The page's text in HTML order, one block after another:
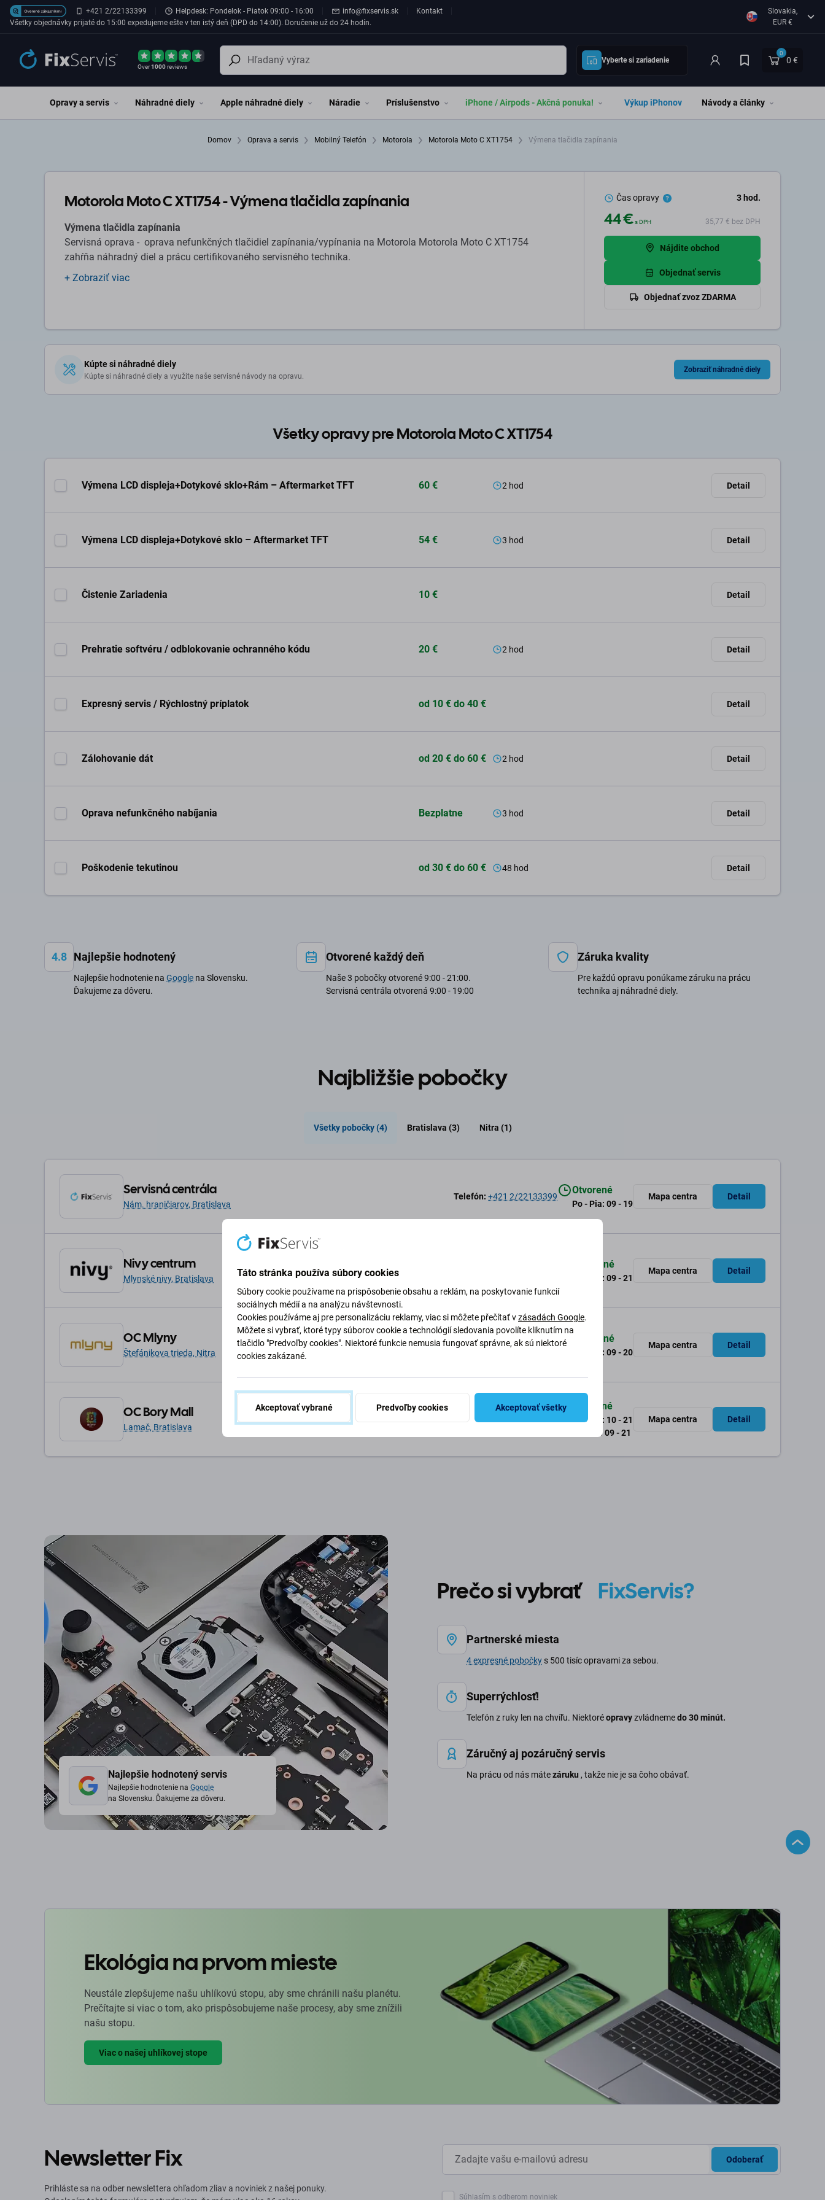
Preskočiť na hlavný obsah+421 2/22133399 Helpdesk: Pondelok - Piatok 09:00 - 16:00 info@fixservis.sk
Kontakt
Všetky objednávky prijaté do 15:00 expedujeme ešte v ten istý deň (DPD do 14:00). Doručenie už do 24 hodín.
Slovakia,
EUR €
Over1000reviews
Vyberte si zariadenie
0
0 €
Opravy a servis Náhradné diely Apple náhradné diely Náradie Príslušenstvo iPhone / Airpods - Akčná ponuka! Výkup iPhonov Návody a články
Domov Oprava a servis Mobilný Telefón Motorola Motorola Moto C XT1754 Výmena tlačidla zapínania
Motorola Moto C XT1754 - Výmena tlačidla zapínania
Výmena tlačidla zapínania
Servisná oprava - oprava nefunkčných tlačidiel zapínania/vypínania na Motorola Motorola Moto C XT1754
zahŕňa náhradný diel a prácu certifikovaného servisného technika.
+ Zobraziť viac
Čas opravy 3 hod.
44 €s DPH 35,77 € bez DPH
Nájdite obchod
Objednať servis
Objednať zvoz ZDARMA
Kúpte si náhradné diely
Kúpte si náhradné diely a využite naše servisné návody na opravu.
Zobraziť náhradné diely
Všetky opravy pre Motorola Moto C XT1754
Výmena LCD displeja+Dotykové sklo+Rám – Aftermarket TFT 60 € 2 hod Detail
Výmena LCD displeja+Dotykové sklo – Aftermarket TFT 54 € 3 hod Detail
Čistenie Zariadenia 10 € Detail
Prehratie softvéru / odblokovanie ochranného kódu 20 € 2 hod Detail
Expresný servis / Rýchlostný príplatok od 10 € do 40 € Detail
Zálohovanie dát od 20 € do 60 € 2 hod Detail
Oprava nefunkčného nabíjania Bezplatne 3 hod Detail
Poškodenie tekutinou od 30 € do 60 € 48 hod Detail
4.8 Najlepšie hodnotený
Najlepšie hodnotenie na Google na Slovensku.
Ďakujeme za dôveru.
Otvorené každý deň
Naše 3 pobočky otvorené 9:00 - 21:00.
Servisná centrála otvorená 9:00 - 19:00
Záruka kvality
Pre každú opravu ponúkame záruku na prácu
technika aj náhradné diely.
Najbližšie pobočky
Všetky pobočky (4) Bratislava (3) Nitra (1)
Servisná centrála
Nám. hraničiarov, Bratislava
Telefón: +421 2/22133399
Otvorené
Po - Pia: 09 - 19
Mapa centra Detail
Nivy centrum
Mlynské nivy, Bratislava
Otvorené
Po - Ne: 09 - 21
Mapa centra Detail
OC Mlyny
Štefánikova trieda, Nitra
Telefón:+421 37/221 33 03
Otvorené
Po - Ne: 09 - 20
Mapa centra Detail
OC Bory Mall
Lamač, Bratislava
Telefón:
Otvorené
Po - Pia: 10 - 21
So - Ne: 09 - 21
Mapa centra Detail
Najlepšie hodnotený servis
Najlepšie hodnotenie na Google
na Slovensku. Ďakujeme za dôveru.
Prečo si vybrať FixServis?
Partnerské miesta
4 expresné pobočky s 500 tisíc opravami za sebou.
Superrýchlosť!
Telefón z ruky len na chvíľu. Niektoréopravyzvládnemedo 30 minút.
Záručný aj pozáručný servis
Na prácu od nás mátezáruku , takže nie je sa čoho obávať.
Ekológia na prvom mieste
Neustále zlepšujeme našu uhlíkovú stopu, aby sme chránili našu planétu.
Prečítajte si viac o tom, ako prispôsobujeme naše procesy, aby sme znížili
našu stopu.
Viac o našej uhlíkovej stope
Newsletter Fix
Prihláste sa na odber newslettera ohľadom zliav a noviniek z našej ponuky.
Odoberať
Súhlasím s odberom noviniek
Táto stránka používa súbory cookies
Súbory cookie používame na prispôsobenie obsahu a reklám, na poskytovanie funkcií
sociálnych médií a na analýzu návštevnosti.
Cookies používáme aj pre personalizáciu reklamy, viac si môžete přečítať vzásadách Google.
Môžete si vybrať, ktoré typy súborov cookie a technológií sledovania povolíte kliknutím na
tlačidlo "Predvoľby cookies". Niektoré funkcie nemusia fungovať správne, ak sú niektoré
cookies zakázané.
Akceptovať vybrané Predvoľby cookies Akceptovať všetky